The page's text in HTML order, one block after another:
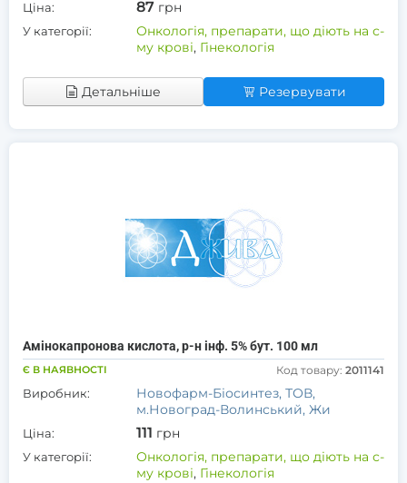
Ціна: 87 грн
У категорії:
Онкологія, препарати, що діють на с-
му крові, Гінекологія
Детальніше Резервувати
Амінокапронова кислота, р-н інф. 5% бут. 100 мл
Є В НАЯВНОСТІ Код товару: 2011141
Виробник:
Новофарм-Біосинтез, ТОВ,
м.Новоград-Волинський, Жи
Ціна: 111 грн
У категорії:
Онкологія, препарати, що діють на с-
му крові, Гінекологія